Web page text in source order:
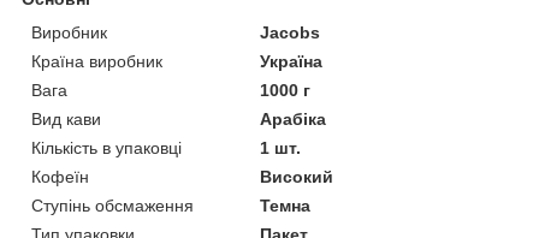
Виробник
Jacobs
Країна виробник
Україна
Вага
1000 г
Вид кави
Арабіка
Кількість в упаковці
1 шт.
Кофеїн
Високий
Ступінь обсмаження
Темна
Тип упаковки
Пакет